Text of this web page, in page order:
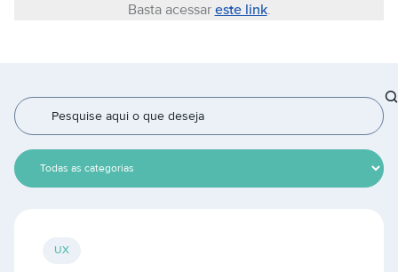
Basta acessar este link.
UX